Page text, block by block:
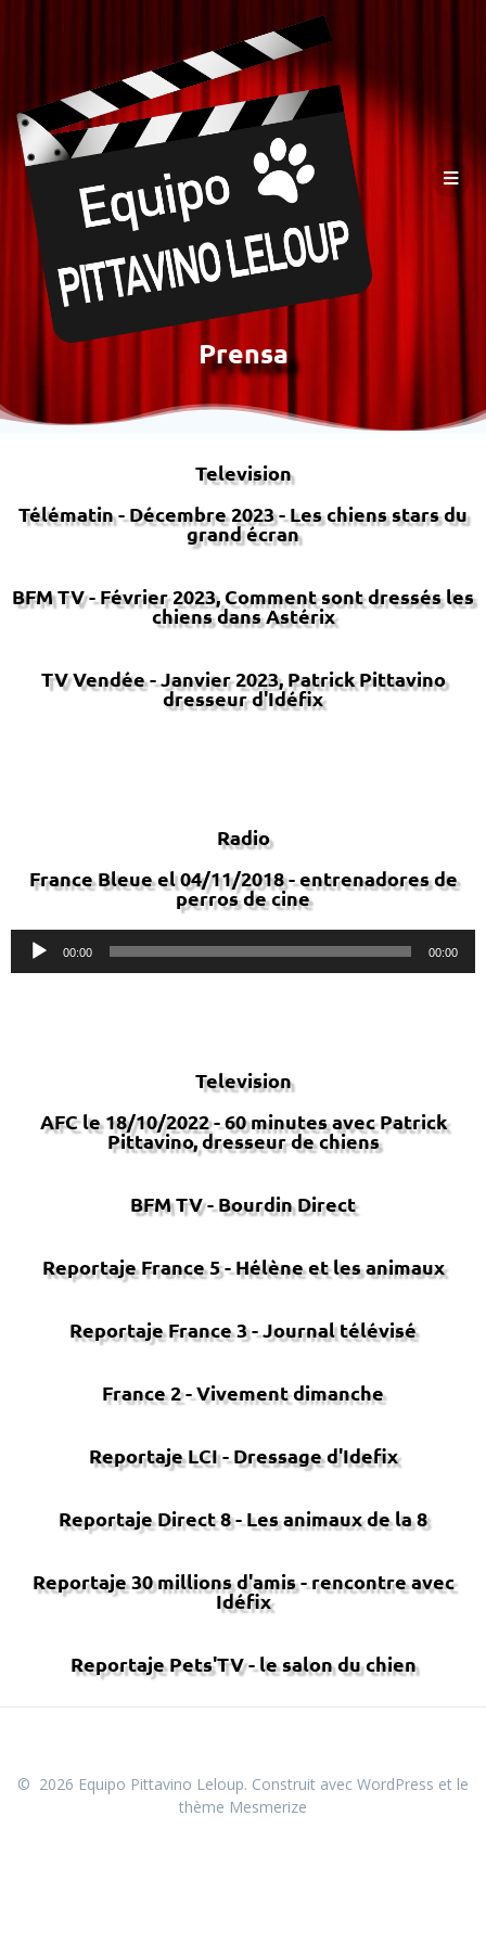
Prensa
Television
Télématin - Décembre 2023 - Les chiens stars du
grand écran
BFM TV - Février 2023, Comment sont dressés les
chiens dans Astérix
TV Vendée - Janvier 2023, Patrick Pittavino
dresseur d'Idéfix
Radio
France Bleue el 04/11/2018 - entrenadores de
perros de cine
audio
00:00 00:00
Television
AFC le 18/10/2022 - 60 minutes avec Patrick
Pittavino, dresseur de chiens
60' avec Patrick Pittavino,
deAFC
BFM TV - Bourdin Direct
Reportaje France 5 - Hélène et les animaux
Reportaje France 3 - Journal télévisé
France 2 - Vivement dimanche
Reportaje LCI - Dressage d'Idefix
Reportaje Direct 8 - Les animaux de la 8
Reportaje 30 millions d'amis - rencontre avec
Idéfix
Reportaje Pets'TV - le salon du chien
© 2026 Equipo Pittavino Leloup. Construit avec WordPress et le
thème Mesmerize